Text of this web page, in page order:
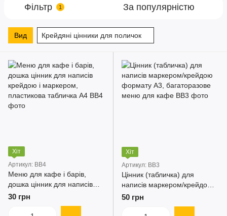
Фільтр 1 За популярністю
Вид Крейдяні цінники для поличок
Хіт
Артикул: BB4
Меню для кафе і барів,
дошка цінник для написів
крейдою і маркером,
пластикова табличка А4
30 грн
Хіт
Артикул: BB3
Цінник (табличка) для
написів маркером/крейдою
формату А3, багаторазове
50 грн